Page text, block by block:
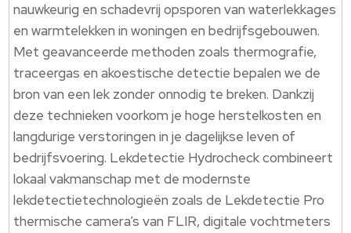
nauwkeurig en schadevrij opsporen van waterlekkages
en warmtelekken in woningen en bedrijfsgebouwen.​
Met geavanceerde methoden zoals thermografie,
traceergas en akoestische detectie bepalen we de
bron van een lek zonder onnodig te breken.​ Dankzij
deze technieken voorkom je hoge herstelkosten en
langdurige verstoringen in je dagelijkse leven of
bedrijfsvoering.​ Lekdetectie Hydrocheck combineert
lokaal vakmanschap met de modernste
lekdetectietechnologieën zoals de Lekdetectie Pro
thermische camera’s van FLIR, digitale vochtmeters